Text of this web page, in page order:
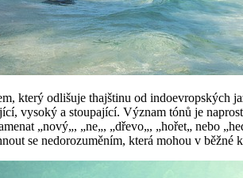
který odlišuje thajštinu od indoevropských
vysoký a stoupající. Význam tónů je
„nový„, „ne„, „dřevo„, „hořet„ nebo
se nedorozuměním, která mohou v běžné